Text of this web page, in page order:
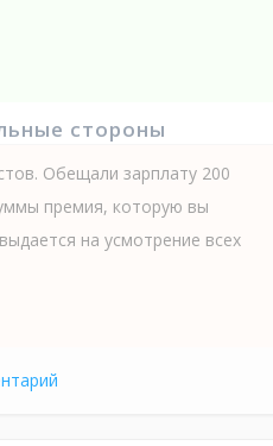
стороны
Обещали зарплату 200
премия, которую вы
на усмотрение всех